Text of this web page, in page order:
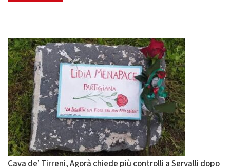
Cava de’ Tirreni, Agorà chiede più controlli a Servalli dopo